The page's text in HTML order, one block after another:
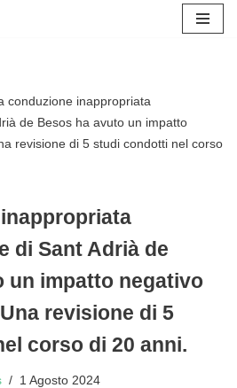
conduzione inappropriata
de Besos ha avuto un impatto
revisione di 5 studi condotti nel corso
di Sant Adrià de
un impatto negativo
revisione di 5
corso di 20 anni.
1 Agosto 2024